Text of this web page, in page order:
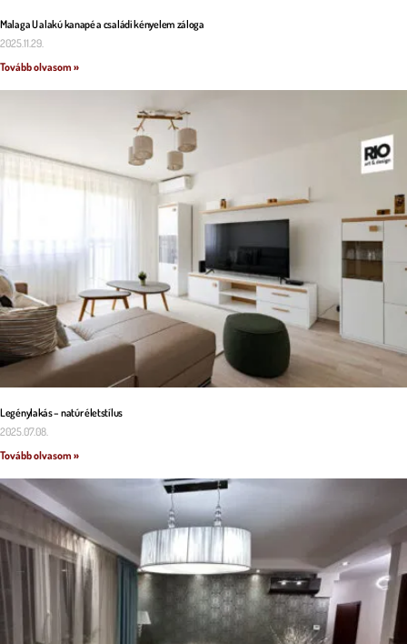
Malaga U alakú kanapé a családi kényelem záloga
2025.11.29.
Tovább olvasom »
Legénylakás – natúr életstílus
2025.07.08.
Tovább olvasom »